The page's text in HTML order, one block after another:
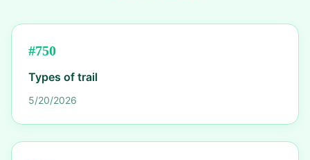
#750
Types of trail
5/20/2026